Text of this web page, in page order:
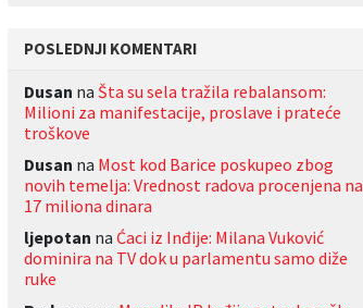
POSLEDNJI KOMENTARI
Dusan na Šta su sela tražila rebalansom:
Milioni za manifestacije, proslave i prateće
troškove
Dusan na Most kod Barice poskupeo zbog
novih temelja: Vrednost radova procenjena na
17 miliona dinara
ljepotan na Ćaci iz Inđije: Milana Vuković
dominira na TV dok u parlamentu samo diže
ruke